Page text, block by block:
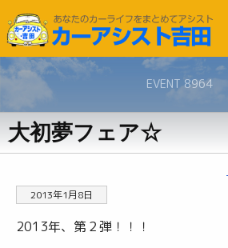
EVENT 8964
大初夢フェア☆
2013年1月8日
2013年、第２弾！！！